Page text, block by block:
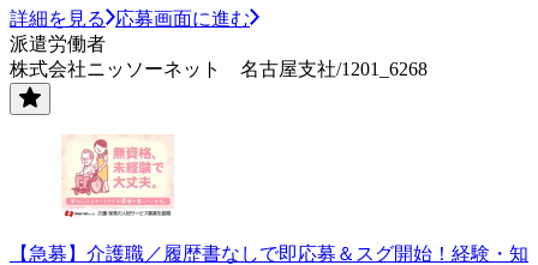
詳細を見る
応募画面に進む
派遣労働者
株式会社ニッソーネット 名古屋支社/1201_6268
【急募】介護職／履歴書なしで即応募＆スグ開始！経験・知